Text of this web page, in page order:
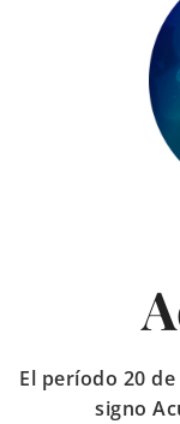
El período 20
signo